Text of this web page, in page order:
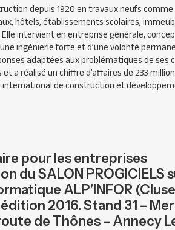
depuis 1920 en travaux neufs
hôtels, établissements scolaires,
intervient en entreprise générale,
ingénierie forte et d’une volonté
adaptées aux problématiques de ses
a réalisé un chiffre d’affaires de 233
international de construction et
pour les entreprises
du SALON PROGICIELS
ALP’INFOR
2016. Stand 31 –
de Thônes – Annecy